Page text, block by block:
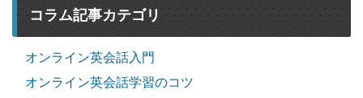
コラム記事カテゴリ
オンライン英会話入門
オンライン英会話学習のコツ